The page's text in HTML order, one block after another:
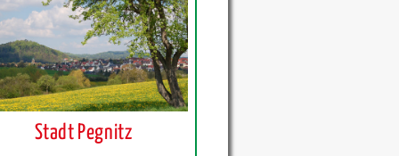
Stadt Pegnitz